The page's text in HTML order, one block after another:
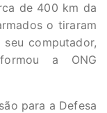
de 400 km da
o tiraram
computador,
a ONG
para a Defesa